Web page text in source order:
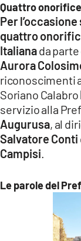
Quattro
Per
quattro
Italianada
Aurora
riconoscimenti
Soriano Calabro
servizio alla
Augurusa, al
Salvatore Conti
Campisi.
Le parole del